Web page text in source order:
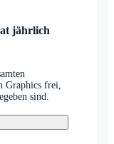
jährlich
Graphics frei,
sind.